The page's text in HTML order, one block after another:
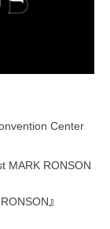
Center
MARK RONSON
』